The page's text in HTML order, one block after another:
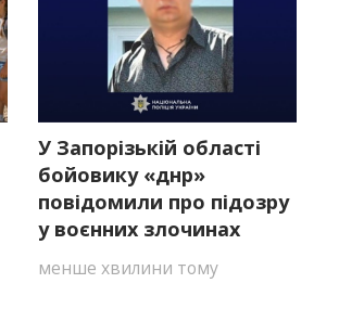
У Запорізькій області
бойовику «днр»
повідомили про підозру
у воєнних злочинах
менше хвилини тому